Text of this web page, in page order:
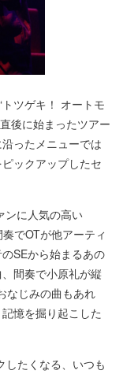
ツゲキ！ オートモ
後に始まったツアー
ったメニューでは
ックアップしたセ
ンに人気の高い
でOTが他アーティ
SEから始まるあの
間奏で小原礼が縦
なじみの曲もあれ
憶を掘り起こした
したくなる、いつも